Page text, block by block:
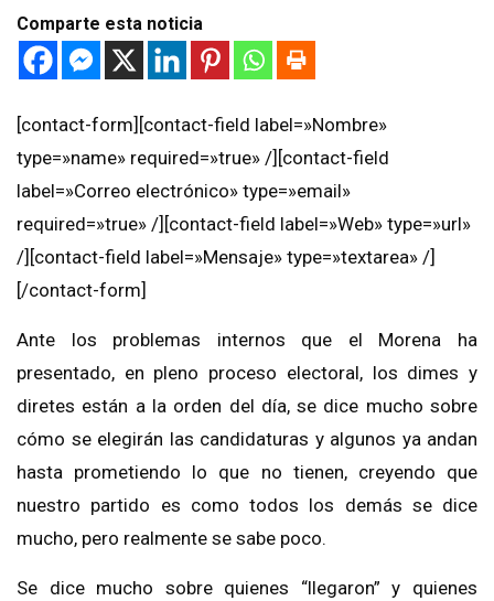
Comparte esta noticia
[contact-form][contact-field label=»Nombre»
type=»name» required=»true» /][contact-field
label=»Correo electrónico» type=»email»
required=»true» /][contact-field label=»Web» type=»url»
/][contact-field label=»Mensaje» type=»textarea» /]
[/contact-form]
Ante los problemas internos que el Morena ha
presentado, en pleno proceso electoral, los dimes y
diretes están a la orden del día, se dice mucho sobre
cómo se elegirán las candidaturas y algunos ya andan
hasta prometiendo lo que no tienen, creyendo que
nuestro partido es como todos los demás se dice
mucho, pero realmente se sabe poco.
Se dice mucho sobre quienes “llegaron” y quienes